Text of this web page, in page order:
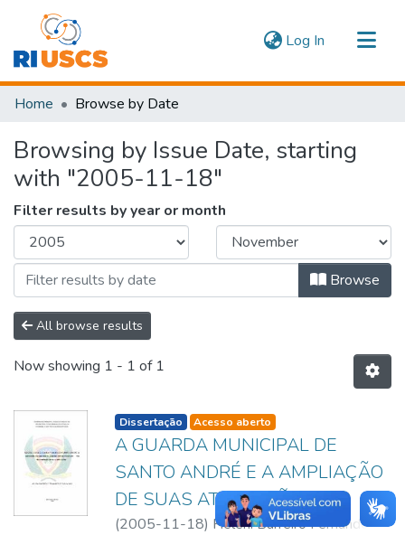
Log In (current)
Communities & Collections
Home Browse by Date
Browsing by Issue Date, starting
with "2005-11-18"
Filter results by year or month
Browse
All browse results
Now showing 1 - 1 of 1
listelement.badge.dso-type
Dissertação Acesso aberto
A GUARDA MUNICIPAL DE
SANTO ANDRÉ E A AMPLIAÇÃO
DE SUAS ATRIBUIÇÕES
(2005-11-18) Heleni Barreiro Fernandes